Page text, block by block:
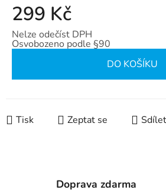
299 Kč
Nelze odečíst DPH
Osvobozeno podle §90
DO KOŠÍKU
Tisk Zeptat se Sdílet
Doprava zdarma